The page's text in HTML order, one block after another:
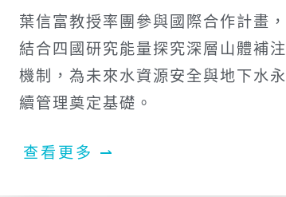
葉信富教授率團參與國際合作計畫，
結合四國研究能量探究深層山體補注
機制，為未來水資源安全與地下水永
續管理奠定基礎。
查看更多 ⇀